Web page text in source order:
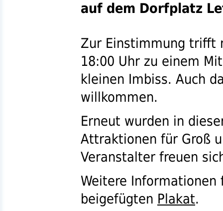
auf dem Dorfplatz
Zur Einstimmung trifft
18:00 Uhr zu einem
kleinen Imbiss. Auch
willkommen.
Erneut wurden in
Attraktionen für Groß
Veranstalter freuen
Weitere
beigefügten Plakat.